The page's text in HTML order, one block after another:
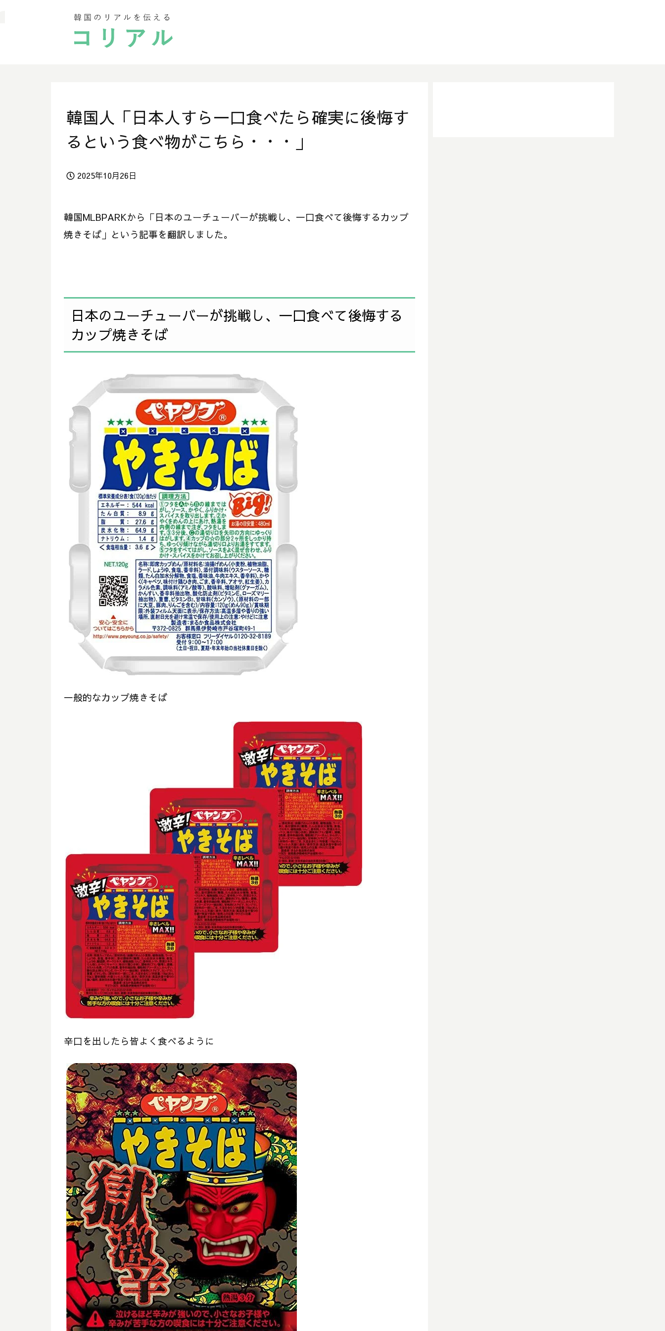
韓国人「日本人すら一口食べたら確実に後悔す
るという食べ物がこちら・・・」
2025年10月26日
韓国MLBPARKから「日本のユーチューバーが挑戦し、一口食べて後悔するカップ
焼きそば」という記事を翻訳しました。
日本のユーチューバーが挑戦し、一口食べて後悔する
カップ焼きそば
一般的なカップ焼きそば
辛口を出したら皆よく食べるように